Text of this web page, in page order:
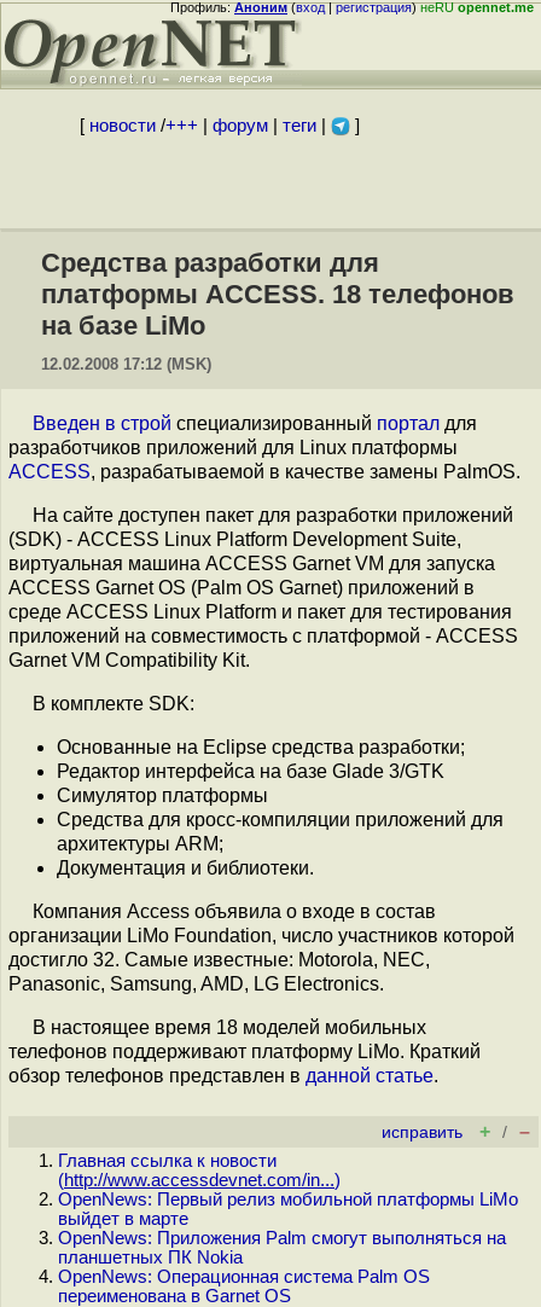
Профиль:Аноним(вход|регистрация)неRUopennet.me
[ новости/+++ форум| теги| ]
Средства разработки для
платформы ACCESS. 18 телефонов
на базе LiMo
12.02.2008 17:12 (MSK)
Введен в строй специализированный портал для
разработчиков приложений для Linux платформы
ACCESS, разрабатываемой в качестве замены PalmOS.
На сайте доступен пакет для разработки приложений
(SDK) - ACCESS Linux Platform Development Suite,
виртуальная машина ACCESS Garnet VM для запуска
ACCESS Garnet OS (Palm OS Garnet) приложений в
среде ACCESS Linux Platform и пакет для тестирования
приложений на совместимость с платформой - ACCESS
Garnet VM Compatibility Kit.
В комплекте SDK:
Основанные на Eclipse средства разработки;
Редактор интерфейса на базе Glade 3/GTK
Cимулятор платформы
Средства для кросс-компиляции приложений для
архитектуры ARM;
Документация и библиотеки.
Компания Access объявила о входе в состав
организации LiMo Foundation, число участников которой
достигло 32. Самые известные: Motorola, NEC,
Panasonic, Samsung, AMD, LG Electronics.
В настоящее время 18 моделей мобильных
телефонов поддерживают платформу LiMo. Краткий
обзор телефонов представлен в данной статье.
исправить + / –
Главная ссылка к новости
(http://www.accessdevnet.com/in...)
OpenNews: Первый релиз мобильной платформы LiMo
выйдет в марте
OpenNews: Приложения Palm смогут выполняться на
планшетных ПК Nokia
OpenNews: Операционная система Palm OS
переименована в Garnet OS